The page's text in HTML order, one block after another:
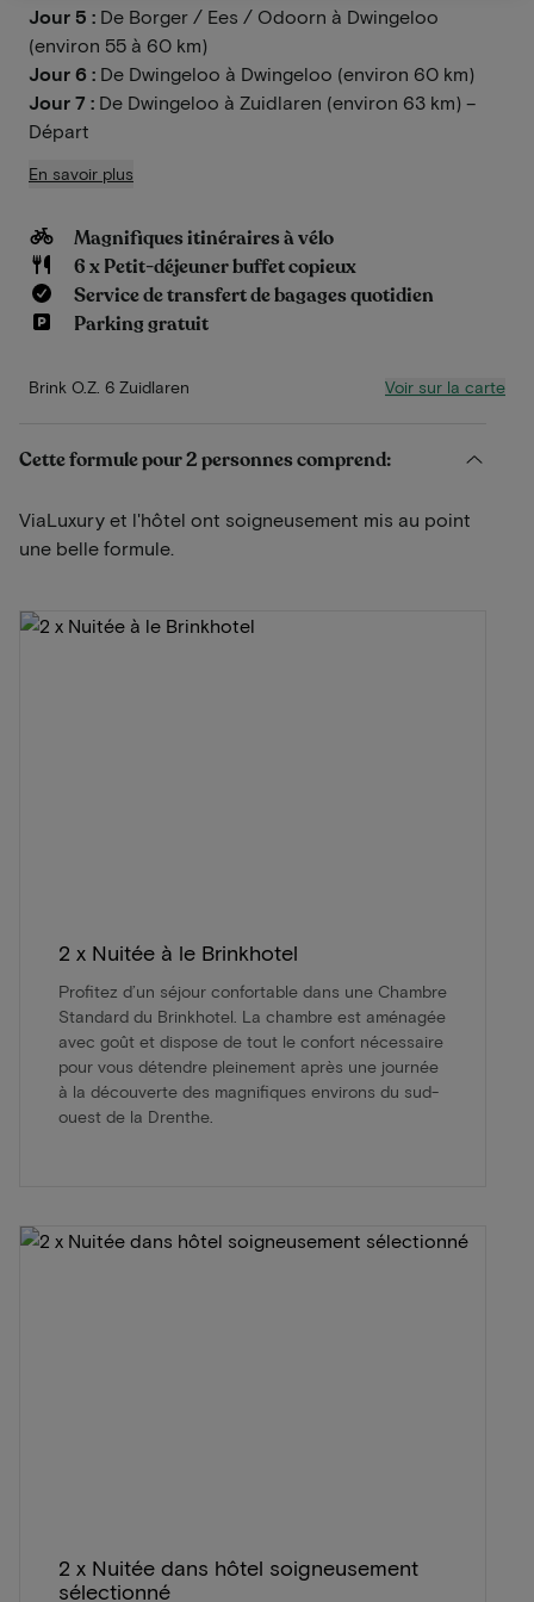
Jour 5 : De Borger / Ees / Odoorn à Dwingeloo
(environ 55 à 60 km)
Jour 6 : De Dwingeloo à Dwingeloo (environ 60 km)
Jour 7 : De Dwingeloo à Zuidlaren (environ 63 km) –
Départ
En savoir plus
Magnifiques itinéraires à vélo
6 x Petit-déjeuner buffet copieux
Service de transfert de bagages quotidien
Parking gratuit
Brink O.Z. 6 Zuidlaren Voir sur la carte
Cette formule pour 2 personnes comprend:
ViaLuxury et l'hôtel ont soigneusement mis au point
une belle formule.
2 x Nuitée à le Brinkhotel
Profitez d’un séjour confortable dans une Chambre
Standard du Brinkhotel. La chambre est aménagée
avec goût et dispose de tout le confort nécessaire
pour vous détendre pleinement après une journée
à la découverte des magnifiques environs du sud-
ouest de la Drenthe.
2 x Nuitée dans hôtel soigneusement
sélectionné